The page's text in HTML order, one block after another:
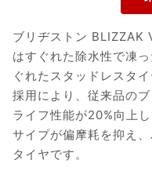
ブリヂストン BLIZZAK
はすぐれた除水性で凍
ぐれたスタッドレスタ
採用により、従来品の
ライフ性能が20%向上
サイプが偏摩耗を抑え
タイヤです。